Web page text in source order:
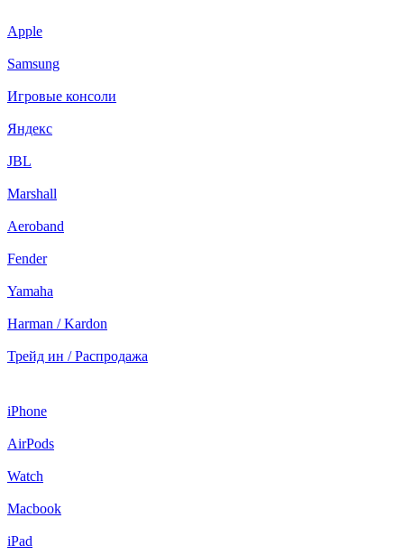
Apple
Samsung
Игровые консоли
Яндекс
JBL
Marshall
Aeroband
Fender
Yamaha
Harman / Kardon
Трейд ин / Распродажа
iPhone
AirPods
Watch
Macbook
iPad